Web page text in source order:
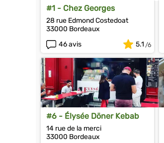
#1 - Chez Georges
28 rue Edmond Costedoat
33000 Bordeaux
46 avis
5.1
#6 - Élysée Döner Kebab
14 rue de la merci
33000 Bordeaux